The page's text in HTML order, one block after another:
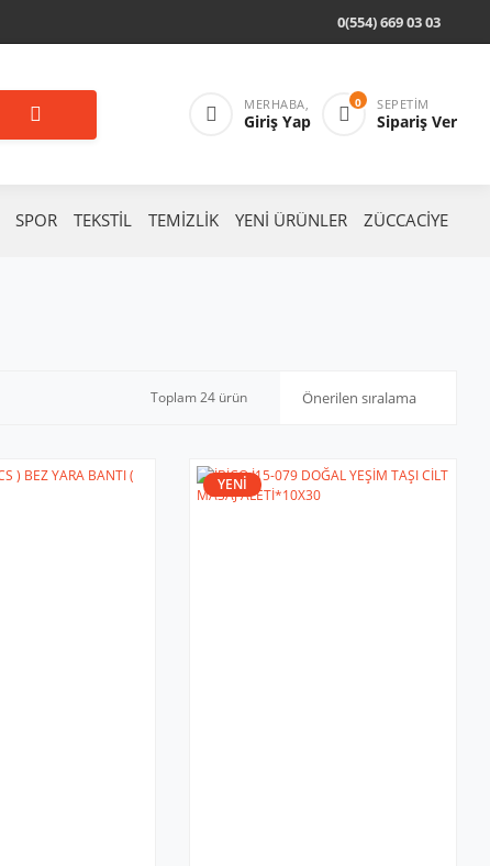
0(554) 669 03 03
MERHABA,
Giriş Yap
0 SEPETIM
Sipariş Ver
SPOR TEKSTİL TEMİZLİK YENİ ÜRÜNLER ZÜCCACİYE
Toplam 24 ürün
YENİ